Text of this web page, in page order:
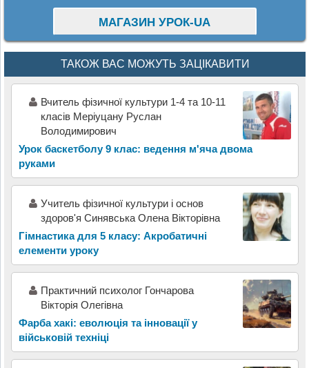
МАГАЗИН УРОК-UA
ТАКОЖ ВАС МОЖУТЬ ЗАЦІКАВИТИ
Вчитель фізичної культури 1-4 та 10-11
класів Меріуцану Руслан
Володимирович
Урок баскетболу 9 клас: ведення м'яча двома
руками
Учитель фізичної культури і основ
здоров'я Синявська Олена Вікторівна
Гімнастика для 5 класу: Акробатичні
елементи уроку
Практичний психолог Гончарова
Вікторія Олегівна
Фарба хакі: еволюція та інновації у
військовій техніці